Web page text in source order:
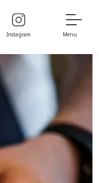
Instagram Menu